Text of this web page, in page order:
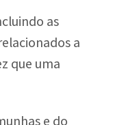
as
a
que uma
e do